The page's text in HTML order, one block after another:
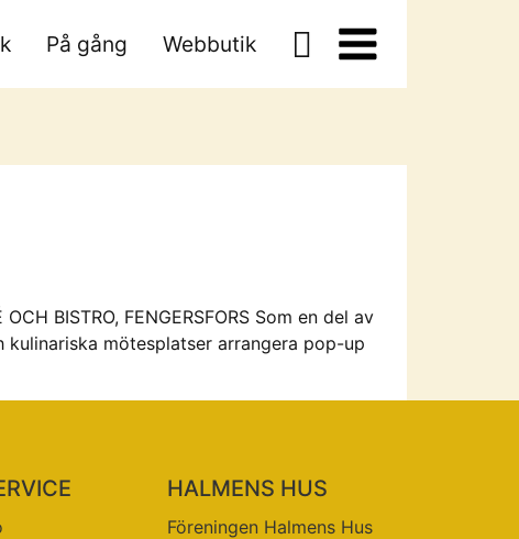
På gång Webbutik
BISTRO, FENGERSFORS Som en del av
mötesplatser arrangera pop-up
HALMENS HUS
Föreningen Halmens Hus